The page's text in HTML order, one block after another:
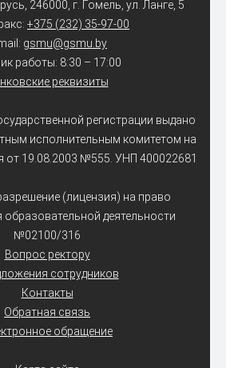
246000, г. Гомель, ул. Ланге, 5
+375 (232) 35-97-00
gsmu@gsmu.by
работы: 8:30 – 17:00
реквизиты
регистрации выдано
исполнительным комитетом на
от 19.08.2003 №555. УНП 400022681
(лицензия) на право
образовательной деятельности
№02100/316
Вопрос ректору
сотрудников
Контакты
Обратная связь
обращение